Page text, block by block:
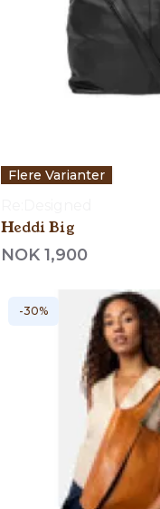
Flere Varianter
Heddi Big
NOK 1,900
-30%